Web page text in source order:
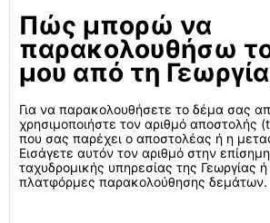
Πώς μπορώ να
παρακολουθήσω
μου από τη
Για να παρακολουθήσετε το δέμα σας
χρησιμοποιήστε τον αριθμό αποστολής
που σας παρέχει ο αποστολέας ή η
Εισάγετε αυτόν τον αριθμό στην
ταχυδρομικής υπηρεσίας της Γεωργίας ή
πλατφόρμες παρακολούθησης δεμάτων.